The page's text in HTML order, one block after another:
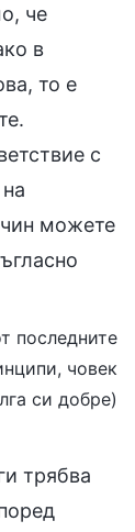
че
в
то е
с
можете
последните
човек
си добре)
трябва